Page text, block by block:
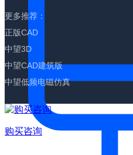
更多推荐：
正版CAD
中望3D
中望CAD建筑版
中望低频电磁仿真
购买咨询